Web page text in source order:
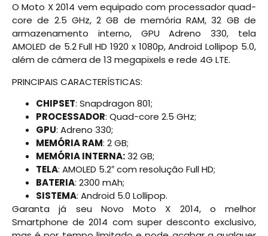
O Moto X 2014 vem equipado com processador quad-
core de 2.5 GHz, 2 GB de memória RAM, 32 GB de
armazenamento interno, GPU Adreno 330, tela
AMOLED de 5.2 Full HD 1920 x 1080p, Android Lollipop 5.0,
além de câmera de 13 megapixels e rede 4G LTE.
PRINCIPAIS CARACTERÍSTICAS:
CHIPSET: Snapdragon 801;
PROCESSADOR: Quad-core 2.5 GHz;
GPU: Adreno 330;
MEMÓRIA RAM: 2 GB;
MEMÓRIA INTERNA:32 GB;
TELA: AMOLED 5.2″ com resolução Full HD;
BATERIA: 2300 mAh;
SISTEMA: Android 5.0 Lollipop.
Garanta já seu Novo Moto X 2014, o melhor
Smartphone de 2014 com super desconto exclusivo,